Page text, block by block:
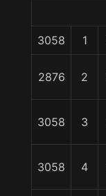
3058 1
2876 2
3058 3
3058 4